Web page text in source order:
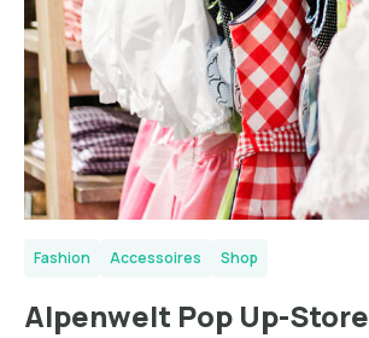
Fashion Accessoires Shop
Alpenwelt Pop Up-Store